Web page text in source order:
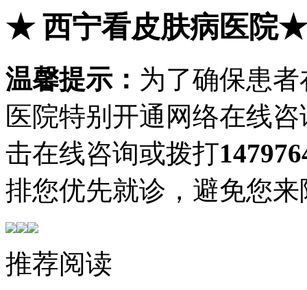
★西宁看皮肤病医院★
温馨提示： 为了确保患
医院特别开通网络在线
击在线咨询或拨打
排您优先就诊，避免您
推荐阅读